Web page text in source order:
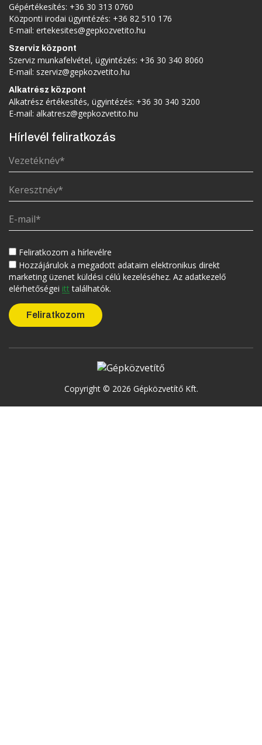
Gépértékesítés: +36 30 313 0760
Központi irodai ügyintézés: +36 82 510 176
E-mail: ertekesites@gepkozvetito.hu
Szerviz központ
Szerviz munkafelvétel, ügyintézés: +36 30 340 8060
E-mail: szerviz@gepkozvetito.hu
Alkatrész központ
Alkatrész értékesítés, ügyintézés: +36 30 340 3200
E-mail: alkatresz@gepkozvetito.hu
Hírlevél feliratkozás
Feliratkozom a hírlevélre
Hozzájárulok a megadott adataim elektronikus direkt
marketing üzenet küldési célú kezeléséhez. Az adatkezelő
elérhetőségei itt találhatók.
Copyright © 2026 Gépközvetítő Kft.